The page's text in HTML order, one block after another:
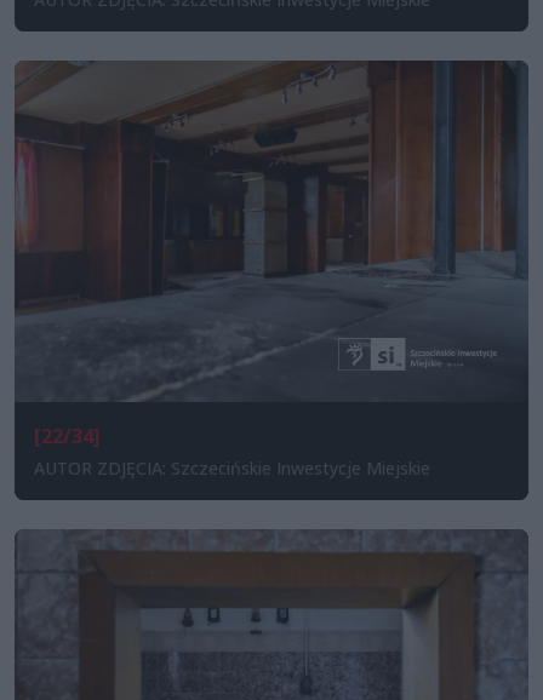
[22/34]
AUTOR ZDJĘCIA: Szczecińskie Inwestycje Miejskie